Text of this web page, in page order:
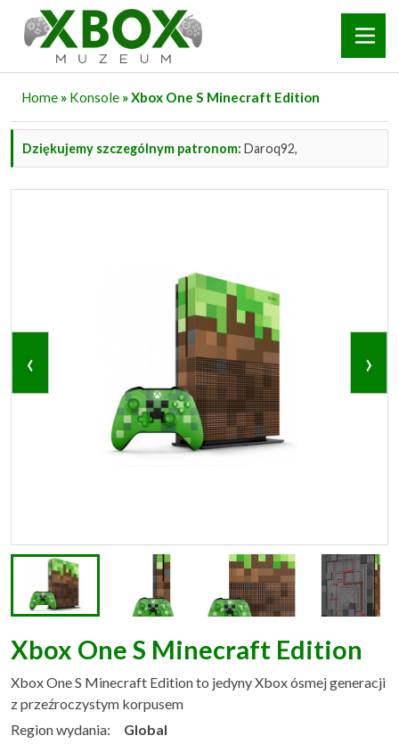
Home » Konsole » Xbox One S Minecraft Edition
Dziękujemy szczególnym patronom: Daroq92,
‹ ›
Xbox One S Minecraft Edition
Xbox One S Minecraft Edition to jedyny Xbox ósmej generacji
z przeźroczystym korpusem
Region wydania:
Global